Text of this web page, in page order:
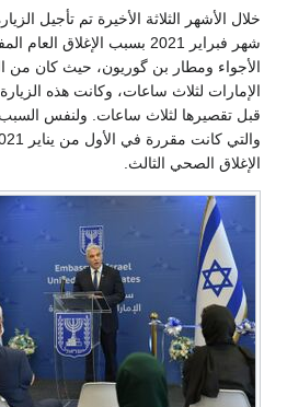
خلال الأشهر الثلاثة الأخيرة تم تأجيل
شهر فبراير 2021 بسبب
الأجواء ومطار بن گوريون، حيث كان من
الإمارات لثلاث ساعات، وكانت هذه
قبل تقصيرها لثلاث ساعات. ولنفس السبب
الإغلاق الصحي الثالث.